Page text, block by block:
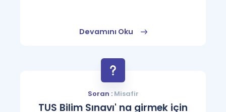
Devamını Oku
Soran :Misafir
TUS Bilim Sınavı' na girmek için